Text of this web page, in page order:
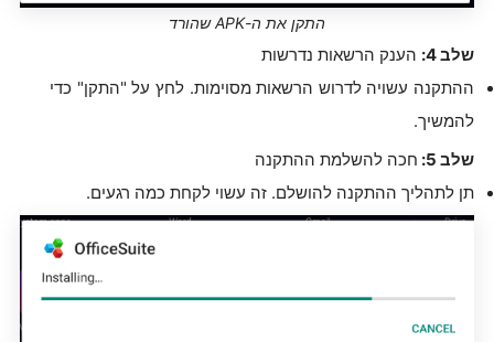
התקן את ה-APK שהורד
שלב 4:
הענק הרשאות נדרשות
ההתקנה עשויה לדרוש הרשאות מסוימות. לחץ על "התקן" כדי
להמשיך.
שלב 5:
חכה להשלמת ההתקנה
תן לתהליך ההתקנה להושלם. זה עשוי לקחת כמה רגעים.